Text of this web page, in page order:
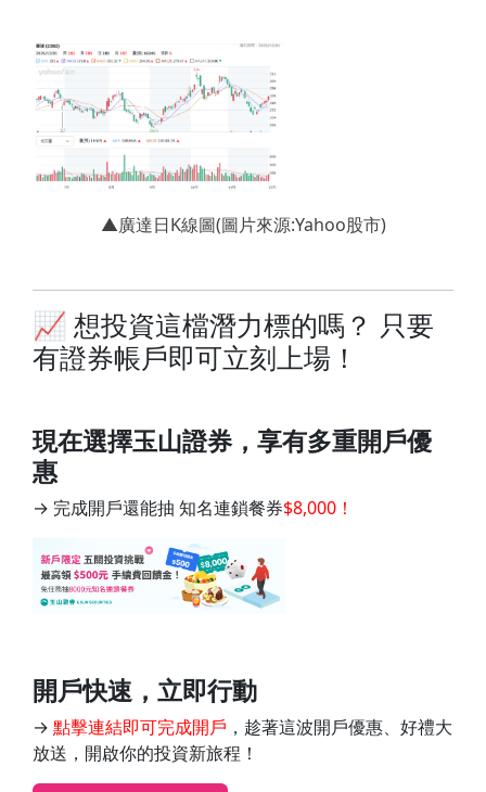
▲廣達日K線圖(圖片來源:Yahoo股市)
📈 想投資這檔潛力標的嗎？ 只要
有證券帳戶即可立刻上場！
現在選擇玉山證券，享有多重開戶優
惠
→ 完成開戶還能抽 知名連鎖餐券$8,000！
開戶快速，立即行動
→ 點擊連結即可完成開戶 ，趁著這波開戶優惠、好禮大
放送，開啟你的投資新旅程！